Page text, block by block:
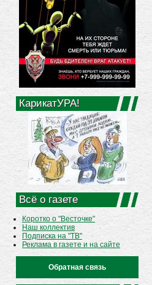
КарикатУРА!
Всё о газете
Коротко о "Весточке"
Наш коллектив
Подписка на "ТВ"
Реклама в газете и на сайте
Обратная связь